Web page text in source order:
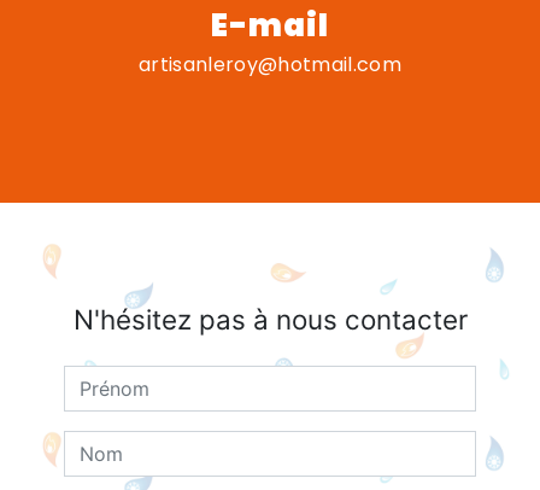
E-mail
artisanleroy@hotmail.com
N'hésitez pas à nous contacter